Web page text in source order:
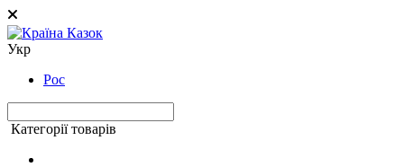
Укр
Рос
Категорії товарів